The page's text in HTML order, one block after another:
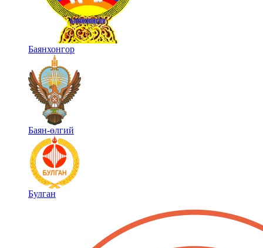
Баянхонгор
Баян-өлгий
Булган